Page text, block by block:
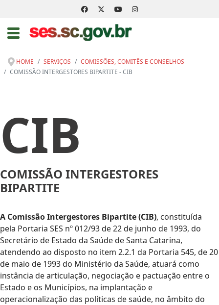
HOME SERVIÇOS
COMISSÕES, COMITÊS E CONSELHOS
COMISSÃO INTERGESTORES BIPARTITE - CIB
CIB
COMISSÃO INTERGESTORES
BIPARTITE
A Comissão Intergestores Bipartite (CIB), constituída
pela Portaria SES nº 012/93 de 22 de junho de 1993, do
Secretário de Estado da Saúde de Santa Catarina,
atendendo ao disposto no item 2.2.1 da Portaria 545, de 20
de maio de 1993 do Ministério da Saúde, atuará como
instância de articulação, negociação e pactuação entre o
Estado e os Municípios, na implantação e
operacionalização das políticas de saúde, no âmbito do